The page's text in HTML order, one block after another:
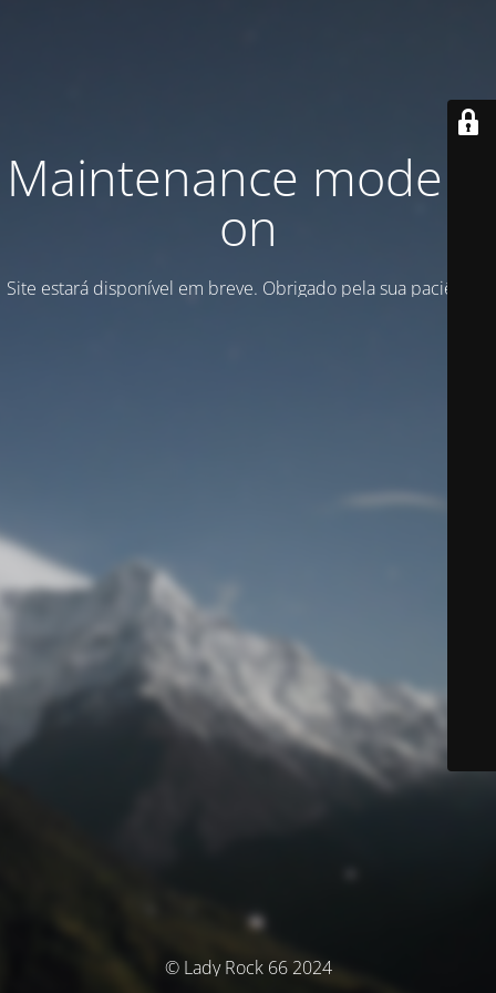
Maintenance mode is
on
Site estará disponível em breve. Obrigado pela sua paciência!
© Lady Rock 66 2024